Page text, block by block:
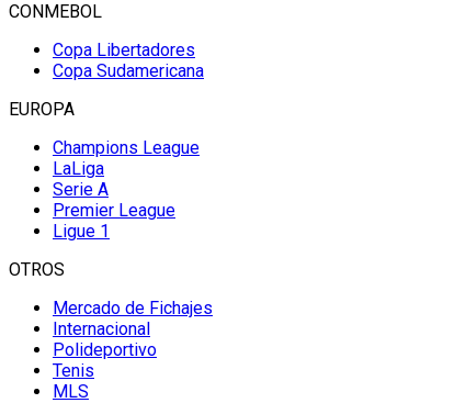
CONMEBOL
Copa Libertadores
Copa Sudamericana
EUROPA
Champions League
LaLiga
Serie A
Premier League
Ligue 1
OTROS
Mercado de Fichajes
Internacional
Polideportivo
Tenis
MLS